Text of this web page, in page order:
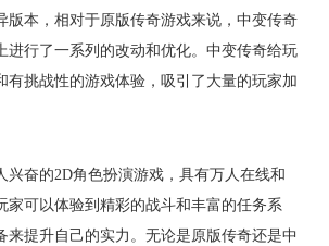
版本，相对于原版传奇游戏来说，中变传奇
进行了一系列的改动和优化。中变传奇给玩
有挑战性的游戏体验，吸引了大量的玩家加
兴奋的2D角色扮演游戏，具有万人在线和
家可以体验到精彩的战斗和丰富的任务系
来提升自己的实力。无论是原版传奇还是中